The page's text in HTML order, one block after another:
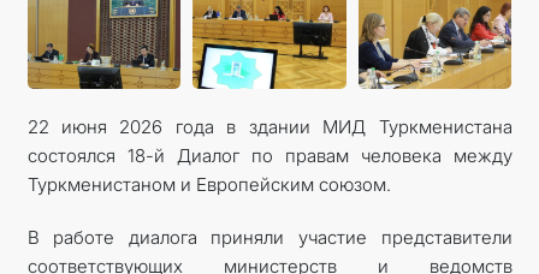
22 июня 2026 года в здании МИД Туркменистана
состоялся 18-й Диалог по правам человека между
Туркменистаном и Европейским союзом.
В работе диалога приняли участие представители
соответствующих министерств и ведомств